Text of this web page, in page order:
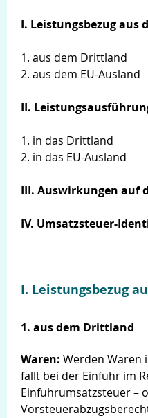
I. Leistungsbezug aus
1. aus dem Drittland
2. aus dem EU-Ausland
II.
1. in das Drittland
2. in das EU-Ausland
III. Auswirkungen auf
IV. Umsatzsteuer-
I. Leistungsbezug
1. aus dem Drittland
Waren: Werden Waren
fällt bei der Einfuhr im
Einfuhrumsatzsteuer –